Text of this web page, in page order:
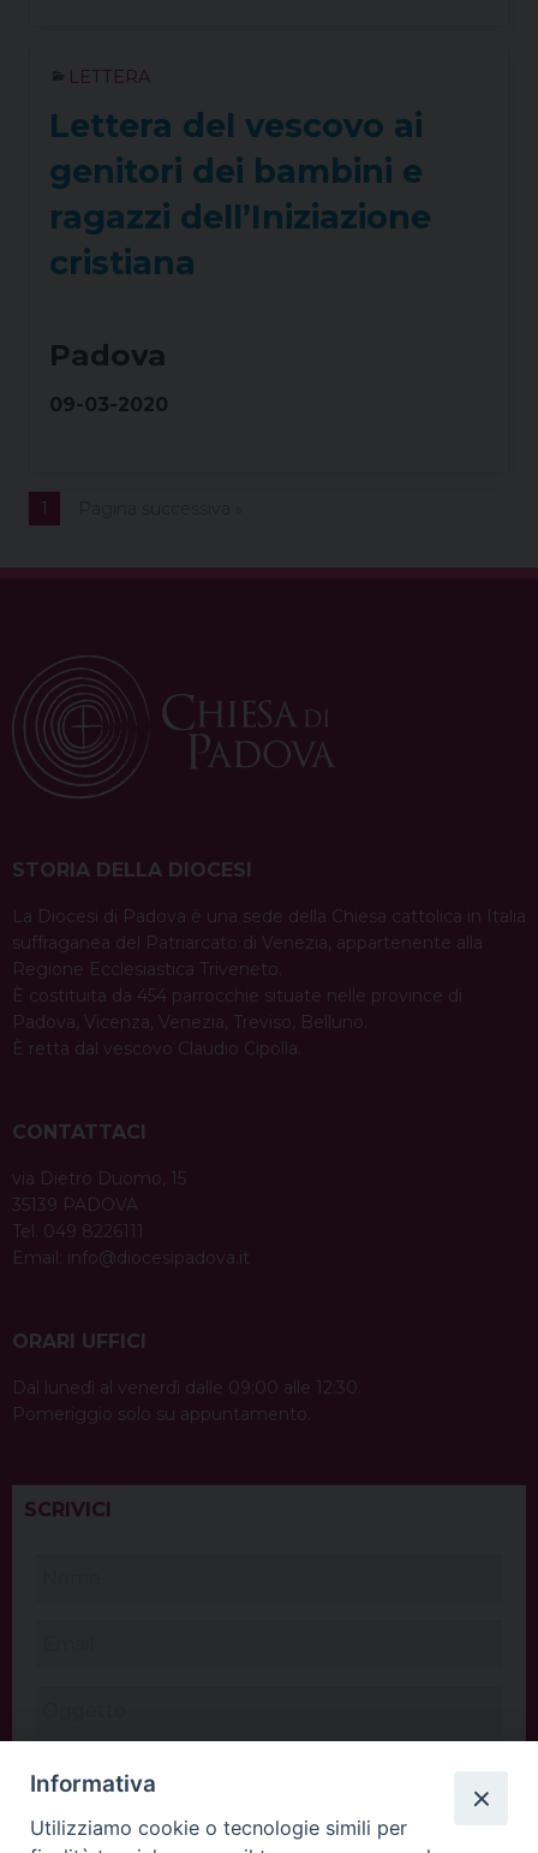
LETTERA
Lettera del vescovo ai
genitori dei bambini e
ragazzi dell’Iniziazione
cristiana
Padova
09-03-2020
1
STORIA DELLA DIOCESI
La Diocesi di Padova è una sede della Chiesa cattolica in Italia
suffraganea del Patriarcato di Venezia, appartenente alla
Regione Ecclesiastica Triveneto.
È costituita da 454 parrocchie situate nelle province di
Padova, Vicenza, Venezia, Treviso, Belluno.
È retta dal vescovo Claudio Cipolla.
CONTATTACI
via Dietro Duomo, 15
35139 PADOVA
Tel. 049 8226111
Email: info@diocesipadova.it
ORARI UFFICI
Dal lunedì al venerdì dalle 09:00 alle 12:30.
Pomeriggio solo su appuntamento.
SCRIVICI
Informativa
Utilizziamo cookie o tecnologie simili per